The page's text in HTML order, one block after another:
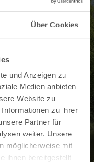
Über Cookies
und Anzeigen zu
Medien anbieten
Website zu
zu Ihrer
Partner für
weiter. Unsere
möglicherweise mit
ihnen bereitgestellt